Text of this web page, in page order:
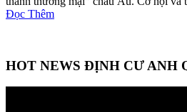
Đọc Thêm
HOT NEWS ĐỊNH CƯ ANH